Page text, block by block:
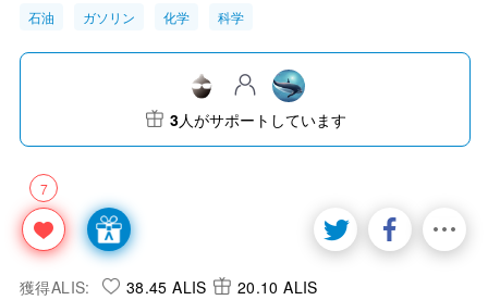
石油 ガソリン 化学 科学
7
3人がサポートしています
獲得ALIS: 38.45 ALIS 20.10 ALIS